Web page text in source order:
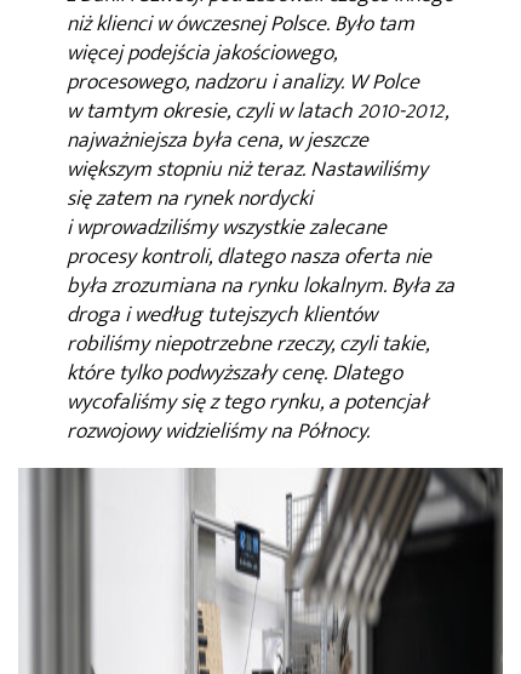
niż klienci w ówczesnej Polsce. Było tam
więcej podejścia jakościowego,
procesowego, nadzoru i analizy. W Polce
w tamtym okresie, czyli w latach 2010-2012,
najważniejsza była cena, w jeszcze
większym stopniu niż teraz. Nastawiliśmy
się zatem na rynek nordycki
i wprowadziliśmy wszystkie zalecane
procesy kontroli, dlatego nasza oferta nie
była zrozumiana na rynku lokalnym. Była za
droga i według tutejszych klientów
robiliśmy niepotrzebne rzeczy, czyli takie,
które tylko podwyższały cenę. Dlatego
wycofaliśmy się z tego rynku, a potencjał
rozwojowy widzieliśmy na Północy.